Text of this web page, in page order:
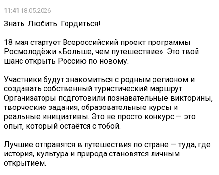
11:41 18.05.2026
Знать. Любить. Гордиться!
18 мая стартует Всероссийский проект программы
Росмолодёжи «Больше, чем путешествие». Это твой
шанс открыть Россию по новому.
Участники будут знакомиться с родным регионом и
создавать собственный туристический маршрут.
Организаторы подготовили познавательные викторины,
творческие задания, образовательные курсы и
реальные инициативы. Это не просто конкурс — это
опыт, который остаётся с тобой.
Лучшие отправятся в путешествия по стране — туда, где
история, культура и природа становятся личным
открытием.